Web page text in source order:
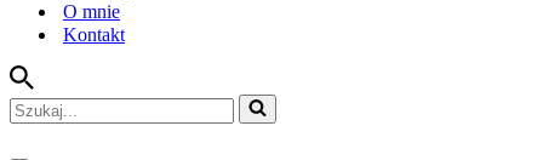
O mnie
Kontakt
Szukaj...